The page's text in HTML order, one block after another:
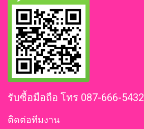
รับซื้อมือถือ โทร 087-666-5432
ติดต่อทีมงาน